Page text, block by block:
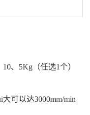
、5Kg（任选1个）
可以达3000mm/min